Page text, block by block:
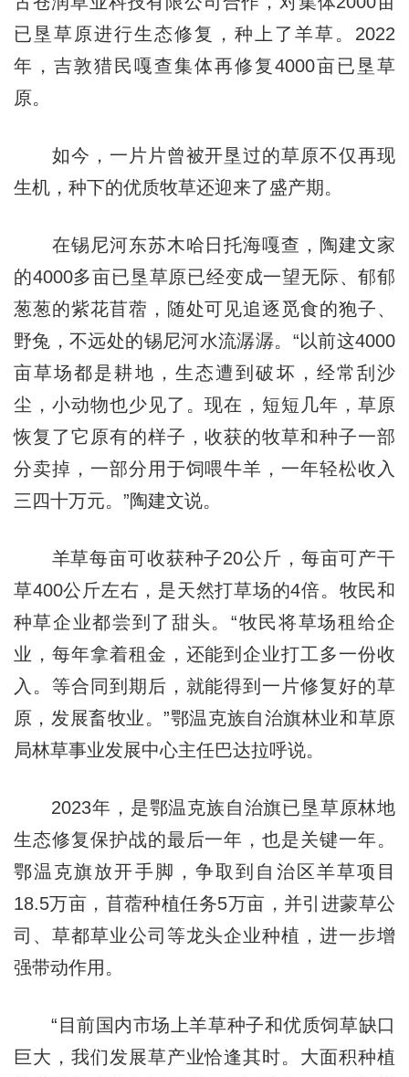
已垦草原进行生态修复，种上了羊草。2022
年，吉敦猎民嘎查集体再修复4000亩已垦草
原。
如今，一片片曾被开垦过的草原不仅再现
生机，种下的优质牧草还迎来了盛产期。
在锡尼河东苏木哈日托海嘎查，陶建文家
的4000多亩已垦草原已经变成一望无际、郁郁
葱葱的紫花苜蓿，随处可见追逐觅食的狍子、
野兔，不远处的锡尼河水流潺潺。“以前这4000
亩草场都是耕地，生态遭到破坏，经常刮沙
尘，小动物也少见了。现在，短短几年，草原
恢复了它原有的样子，收获的牧草和种子一部
分卖掉，一部分用于饲喂牛羊，一年轻松收入
三四十万元。”陶建文说。
羊草每亩可收获种子20公斤，每亩可产干
草400公斤左右，是天然打草场的4倍。牧民和
种草企业都尝到了甜头。“牧民将草场租给企
业，每年拿着租金，还能到企业打工多一份收
入。等合同到期后，就能得到一片修复好的草
原，发展畜牧业。”鄂温克族自治旗林业和草原
局林草事业发展中心主任巴达拉呼说。
2023年，是鄂温克族自治旗已垦草原林地
生态修复保护战的最后一年，也是关键一年。
鄂温克旗放开手脚，争取到自治区羊草项目
18.5万亩，苜蓿种植任务5万亩，并引进蒙草公
司、草都草业公司等龙头企业种植，进一步增
强带动作用。
“目前国内市场上羊草种子和优质饲草缺口
巨大，我们发展草产业恰逢其时。大面积种植